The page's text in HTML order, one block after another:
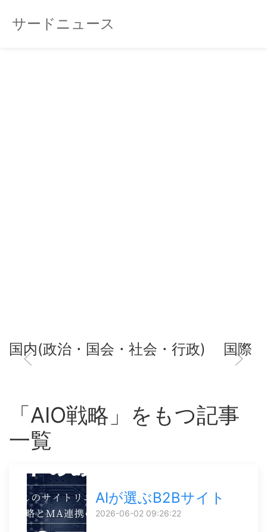
サードニュース
国内(政治・国会・社会・行政) 国際
「AIO戦略」をもつ記事
一覧
AIが選ぶB2Bサイト
2026-06-02 09:26:22